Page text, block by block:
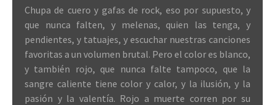
Chupa de cuero y gafas de rock, eso por supuesto, y
que nunca falten, y melenas, quien las tenga, y
pendientes, y tatuajes, y escuchar nuestras canciones
favoritas a un volumen brutal. Pero el color es blanco,
y también rojo, que nunca falte tampoco, que la
sangre caliente tiene color y calor, y la ilusión, y la
pasión y la valentía. Rojo a muerte corren por su